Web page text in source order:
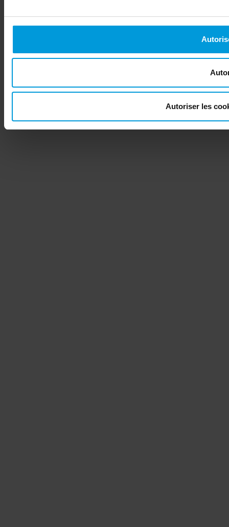
Autoriser les